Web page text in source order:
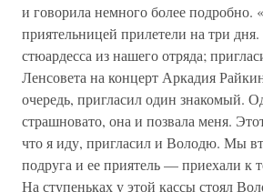
и говорила немного более
приятельницей прилетели на три
стюардесса из нашего отряда;
Ленсовета на концерт Аркадия
очередь, пригласил один знакомый.
страшновато, она и позвала меня.
что я иду, пригласил и Володю. Мы
подруга и ее приятель — приехали к
На ступеньках у этой кассы стоял